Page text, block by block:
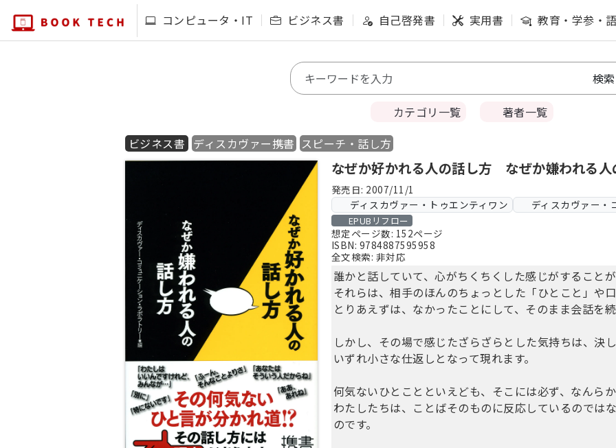
コンピュータ・IT ビジネス書 自己啓発書 実用書 教育・学参・
カテゴリ一覧
著者一覧
ビジネス書 ディスカヴァー携書 スピーチ・話し方
なぜか好かれる人の話し方 なぜか嫌われる人
発売日: 2007/11/1
ディスカヴァー・トゥエンティワン
ディスカヴァー・
EPUBリフロー
想定ページ数: 152ページ
ISBN: 9784887595958
全文検索: 非対応
誰かと話していて、心がちくちくした感じがすることが
それらは、相手のほんのちょっとした「ひとこと」や
とりあえずは、なかったことにして、そのまま会話を続
しかし、その場で感じたざらざらとした気持ちは、決
いずれ小さな仕返しとなって現れます。
何気ないひとことといえども、そこには必ず、なんら
わたしたちは、ことばそのものに反応しているのでは
のです。